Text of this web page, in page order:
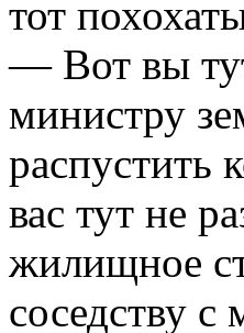
тот
— Вот вы
министру
распустить
вас тут не
жилищное
соседству